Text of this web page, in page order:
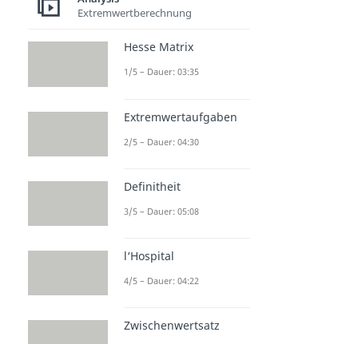
Extremwertberechnung
Hesse Matrix
1/5 – Dauer: 03:35
Extremwertaufgaben
2/5 – Dauer: 04:30
Definitheit
3/5 – Dauer: 05:08
l‘Hospital
4/5 – Dauer: 04:22
Zwischenwertsatz